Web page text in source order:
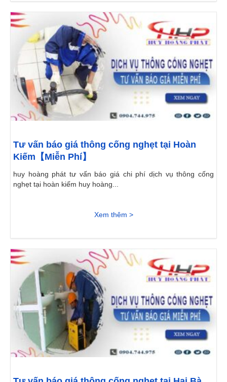
Tư vấn báo giá thông cống nghẹt tại Hoàn
Kiếm【Miễn Phí】
huy hoàng phát tư vấn báo giá chi phí dịch vụ thông cống
nghẹt tại hoàn kiếm huy hoàng...
Xem thêm >